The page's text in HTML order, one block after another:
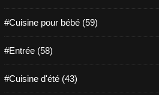
#Cuisine pour bébé (59)
#Entrée (58)
#Cuisine d'été (43)